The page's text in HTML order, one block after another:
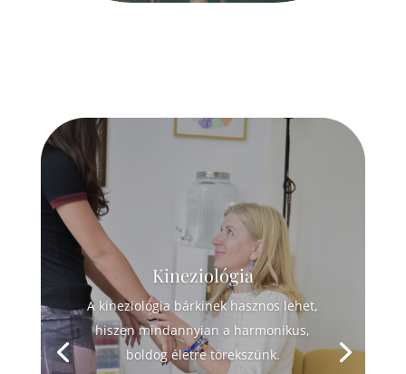
Kineziológia
A kineziológia bárkinek hasznos lehet,
hiszen mindannyian a harmonikus,
boldog életre törekszünk.